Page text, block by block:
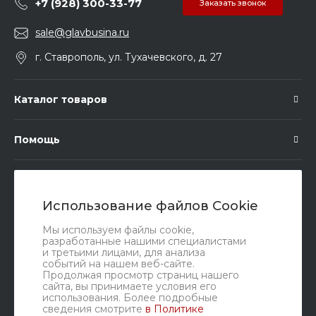
Использование файлов Cookie
Мы используем файлы cookie,
разработанные нашими специалистами
и третьими лицами, для анализа
событий на нашем веб-сайте.
Продолжая просмотр страниц нашего
сайта, вы принимаете условия его
использования. Более подробные
сведения смотрите в Политике
+7 (928) 300-33-77 Заказать звонок
sale@glavbusina.ru
г. Ставрополь, ул. Тухачевского, д. 27
Каталог товаров
Помощь